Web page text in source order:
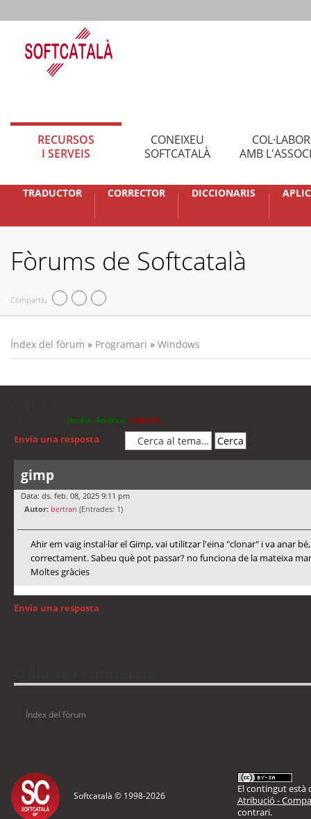
RECURSOS
I SERVEIS
CONEIXEU
SOFTCATALÀ
AMB
TRADUCTOR CORRECTOR DICCIONARIS
Fòrums de Softcatalà
Compartiu
Índex del fòrum » Programari » Windows
jordis Andreu cubells
Envia una resposta
gimp
Data: ds. feb. 08, 2025 9:11 pm
Autor: bertran (Entrades: 1)
Ahir em vaig instal·lar el Gimp, vai utilitzar l'eina "clonar" i va anar
correctament. Sabeu què pot passar? no funciona de la mateixa
Moltes gràcies
Envia una resposta
Índex del fòrum
Softcatalà © 1998-2026
El contingut està
Atribució -
contrari.